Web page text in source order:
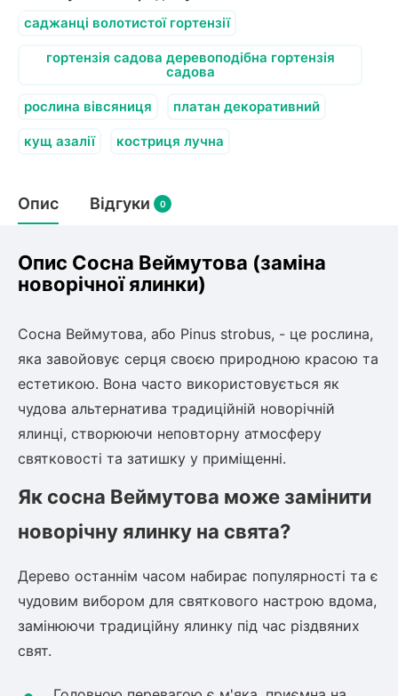
Мирт
Персик
Інжирний персик
Айва
Хурма
Шовковиця
Абрикос
Обліпиха
Кизил
Диплоидная слива
Смородина
Агрус
Ківі
Платан
Декоративні кущі
Рододендрон
Барбарис
Спірея
Азалія
Дерен
Бузок
Жасмин (Чубушник)
Будлея
Лавровишня
Кизильник
Бобовник (Жерновець)
Піраканта
Бузина
Багаторічні рослини
Молодило (Кам'яні троянди)
М'ята
Сітка затіняюча
Садова техніка
Рубальні машини
Граблі тракторні
Сажалки для чеснока
саджанці волотистої гортензії
гортензія садова деревоподібна гортензія
садова
рослина вівсяниця платан декоративний
кущ азалії костриця лучна
Опис Відгуки 0
Опис Сосна Веймутова (заміна
новорічної ялинки)
Сосна Веймутова, або Pinus strobus, - це рослина,
яка завойовує серця своєю природною красою та
естетикою. Вона часто використовується як
чудова альтернатива традиційній новорічній
ялинці, створюючи неповторну атмосферу
святковості та затишку у приміщенні.
Як сосна Веймутова може замінити
новорічну ялинку на свята?
Дерево останнім часом набирає популярності та є
чудовим вибором для святкового настрою вдома,
замінюючи традиційну ялинку під час різдвяних
свят.